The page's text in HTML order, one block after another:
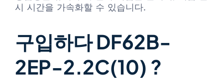
시 시간을 가속화할 수 있습니다.
구입하다 DF62B-
2EP-2.2C(10) ?